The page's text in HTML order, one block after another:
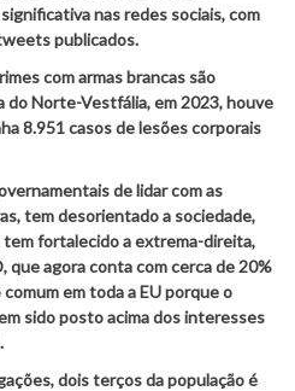
nas redes sociais, com
publicados.
com armas brancas são
do Norte-Vestfália, em 2023, houve
8.951 casos de lesões corporais
de lidar com as
tem desorientado a sociedade,
fortalecido a extrema-direita,
agora conta com cerca de 20%
em toda a EU porque o
sido posto acima dos interesses
dois terços da população é